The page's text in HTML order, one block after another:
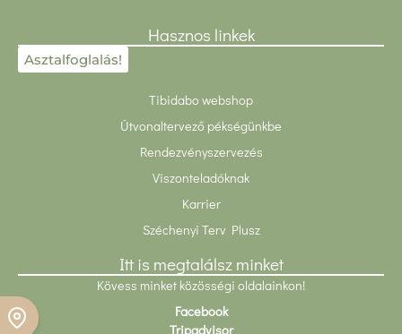
Hasznos linkek
Asztalfoglalás!
Tibidabo webshop
Útvonaltervező pékségünkbe
Rendezvényszervezés
Viszonteladóknak
Karrier
Széchenyi Terv Plusz
Itt is megtalálsz minket
Kövess minket közösségi oldalainkon!
Facebook
Tripadvisor